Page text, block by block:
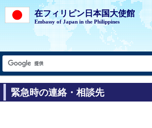
在フィリピン日本国大使館
Embassy of Japan in the Philippines
緊急時の連絡・相談先